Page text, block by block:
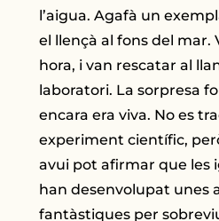
l’aigua. Agafà un
el llençà al fons del mar.
hora, i van rescatar al
laboratori. La sorpresa
encara era viva. No es
experiment científic,
avui pot afirmar que les
han desenvolupat unes
fantàstiques per